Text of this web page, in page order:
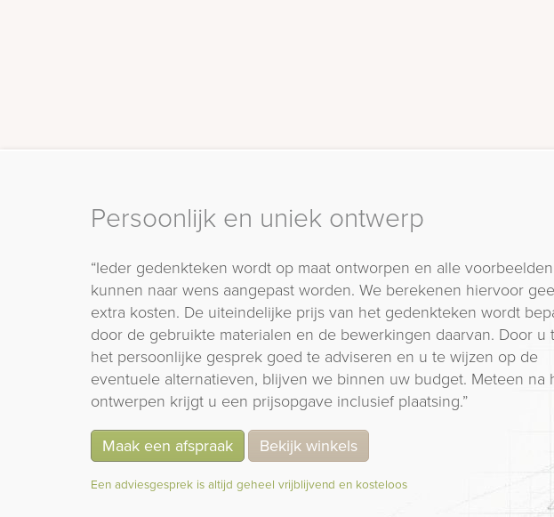
Persoonlijk en uniek ontwerp
“Ieder gedenkteken wordt op maat ontworpen en alle voorbeelden
kunnen naar wens aangepast worden. We berekenen hiervoor
extra kosten. De uiteindelijke prijs van het gedenkteken wordt
door de gebruikte materialen en de bewerkingen daarvan. Door u
het persoonlijke gesprek goed te adviseren en u te wijzen op de
eventuele alternatieven, blijven we binnen uw budget. Meteen na
ontwerpen krijgt u een prijsopgave inclusief plaatsing.”
Maak een afspraak Bekijk winkels
Een adviesgesprek is altijd geheel vrijblijvend en kosteloos